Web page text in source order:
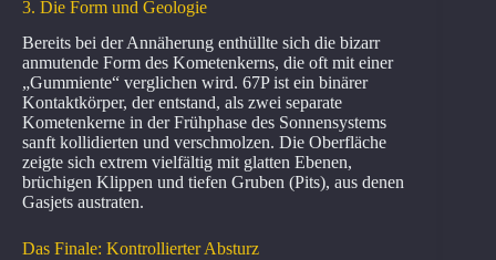
3. Die Form und Geologie
Bereits bei der Annäherung enthüllte sich die bizarr
anmutende Form des Kometenkerns, die oft mit einer
„Gummiente“ verglichen wird. 67P ist ein binärer
Kontaktkörper, der entstand, als zwei separate
Kometenkerne in der Frühphase des Sonnensystems
sanft kollidierten und verschmolzen. Die Oberfläche
zeigte sich extrem vielfältig mit glatten Ebenen,
brüchigen Klippen und tiefen Gruben (Pits), aus denen
Gasjets austraten.
Das Finale: Kontrollierter Absturz